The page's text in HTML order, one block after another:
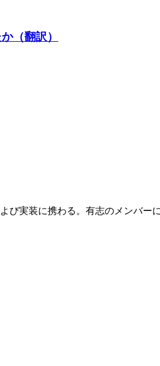
（翻訳）
び実装に携わる。有志のメンバー